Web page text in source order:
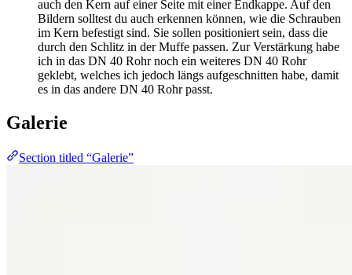
auch den Kern auf einer Seite mit einer Endkappe. Auf den
Bildern solltest du auch erkennen können, wie die Schrauben
im Kern befestigt sind. Sie sollen positioniert sein, dass die
durch den Schlitz in der Muffe passen. Zur Verstärkung habe
ich in das DN 40 Rohr noch ein weiteres DN 40 Rohr
geklebt, welches ich jedoch längs aufgeschnitten habe, damit
es in das andere DN 40 Rohr passt.
Galerie
Section titled “Galerie”